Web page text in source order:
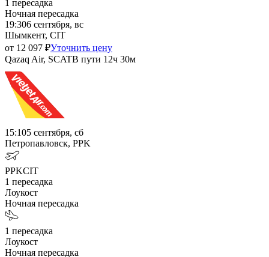
1 пересадка
Ночная пересадка
19:306 сентября, вс
Шымкент, CIT
от 12 097 ₽Уточнить цену
Qazaq Air, SCATВ пути 12ч 30м
15:105 сентября, сб
Петропавловск, PPK
PPKCIT
1 пересадка
Лоукост
Ночная пересадка
1 пересадка
Лоукост
Ночная пересадка